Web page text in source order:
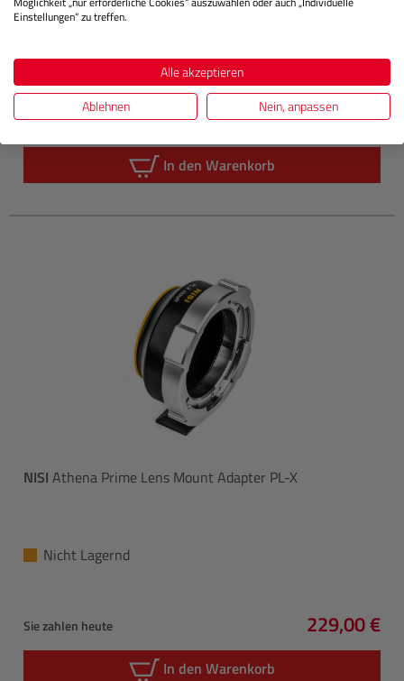
Sie zahlen heute
Regulärer
449,00 €
In den Warenkorb
NISI Athena Prime Lens Mount Adapter PL-X
Nicht Lagernd
Sie zahlen heute
Regulärer
229,00 €
In den Warenkorb
Einstellungen“ zu treffen.
Alle akzeptieren
Ablehnen
Nein, anpassen